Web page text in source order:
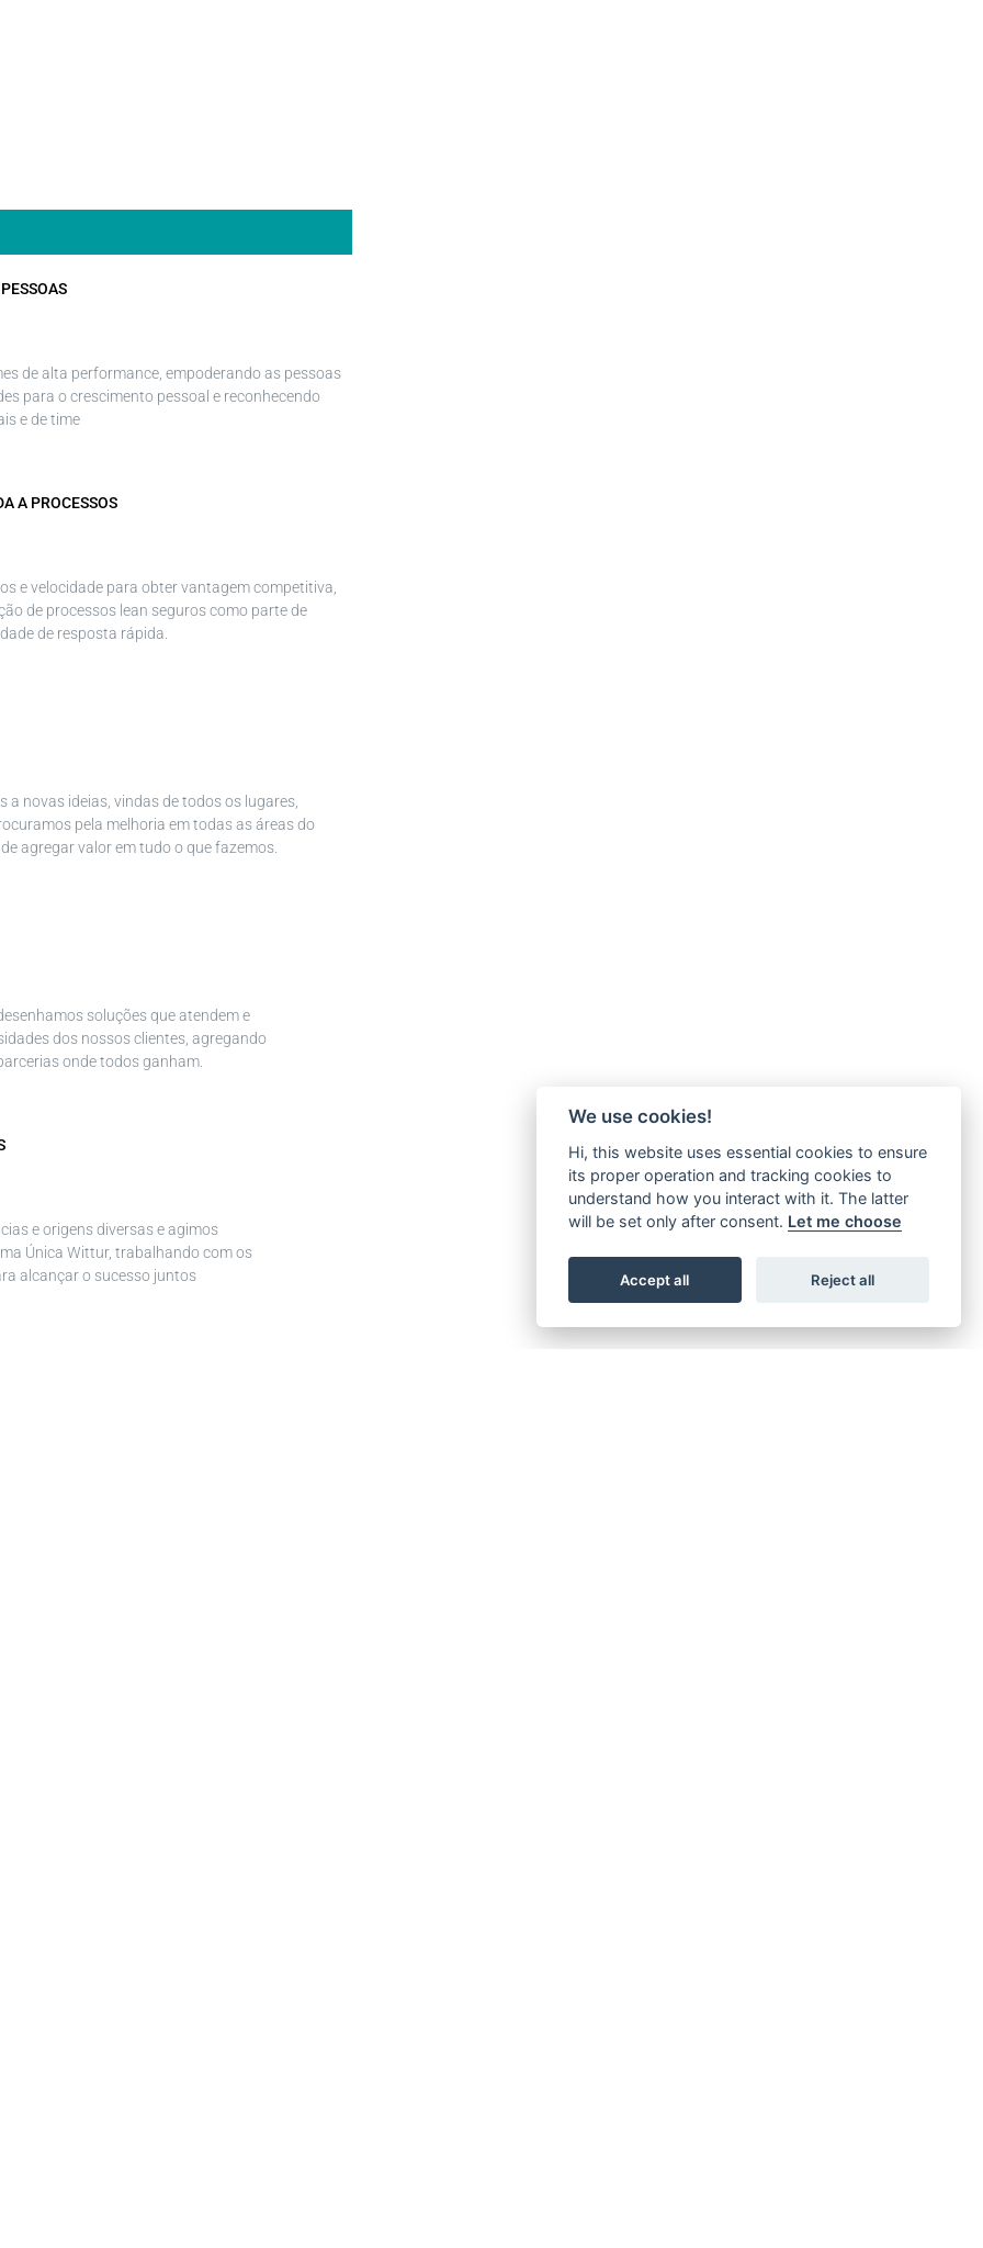
de alta performance, empoderando as pessoas
para o crescimento pessoal e reconhecendo
e de time
A PROCESSOS
e velocidade para obter vantagem competitiva,
de processos lean seguros como parte de
de resposta rápida.
a novas ideias, vindas de todos os lugares,
pela melhoria em todas as áreas do
agregar valor em tudo o que fazemos.
soluções que atendem e
dos nossos clientes, agregando
onde todos ganham.
e origens diversas e agimos
Única Wittur, trabalhando com os
alcançar o sucesso juntos
We use cookies!
Hi, this website uses essential cookies to ensure
its proper operation and tracking cookies to
understand how you interact with it. The latter
will be set only after consent. Let me choose
Accept all Reject all